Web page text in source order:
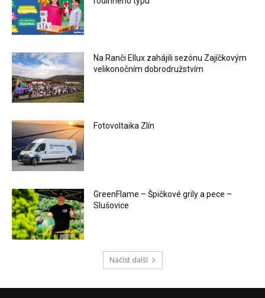
Na Ranči Ellux zahájili sezónu Zajíčkovým
velikonočním dobrodružstvím
Fotovoltaika Zlín
GreenFlame – Špičkové grily a pece –
Slušovice
Načíst další